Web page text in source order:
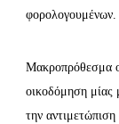
φορολογουμένων.
Μακροπρόθεσμα
οικοδόμηση μίας
την